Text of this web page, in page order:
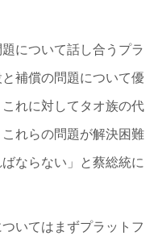
について話し合うプラ
補償の問題について優
れに対してタオ族の代
れらの問題が解決困難
ならない」と蔡総統に
いてはまずプラットフ